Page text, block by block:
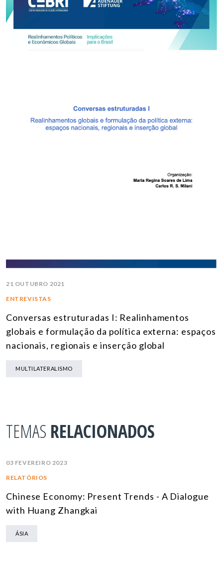
21 OUTUBRO 2021
ENTREVISTAS
Conversas estruturadas I: Realinhamentos
globais e formulação da política externa: espaços
nacionais, regionais e inserção global
MULTILATERALISMO
TEMAS RELACIONADOS
03 FEVEREIRO 2023
RELATÓRIOS
Chinese Economy: Present Trends - A Dialogue
with Huang Zhangkai
ÁSIA